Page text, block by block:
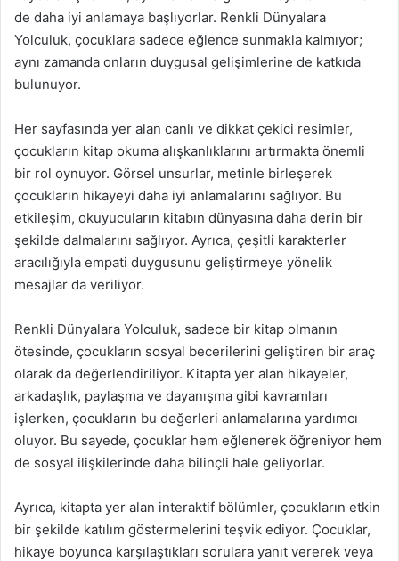
de daha iyi anlamaya başlıyorlar. Renkli Dünyalara
Yolculuk, çocuklara sadece eğlence sunmakla kalmıyor;
aynı zamanda onların duygusal gelişimlerine de katkıda
bulunuyor.
Her sayfasında yer alan canlı ve dikkat çekici resimler,
çocukların kitap okuma alışkanlıklarını artırmakta önemli
bir rol oynuyor. Görsel unsurlar, metinle birleşerek
çocukların hikayeyi daha iyi anlamalarını sağlıyor. Bu
etkileşim, okuyucuların kitabın dünyasına daha derin bir
şekilde dalmalarını sağlıyor. Ayrıca, çeşitli karakterler
aracılığıyla empati duygusunu geliştirmeye yönelik
mesajlar da veriliyor.
Renkli Dünyalara Yolculuk, sadece bir kitap olmanın
ötesinde, çocukların sosyal becerilerini geliştiren bir araç
olarak da değerlendiriliyor. Kitapta yer alan hikayeler,
arkadaşlık, paylaşma ve dayanışma gibi kavramları
işlerken, çocukların bu değerleri anlamalarına yardımcı
oluyor. Bu sayede, çocuklar hem eğlenerek öğreniyor hem
de sosyal ilişkilerinde daha bilinçli hale geliyorlar.
Ayrıca, kitapta yer alan interaktif bölümler, çocukların etkin
bir şekilde katılım göstermelerini teşvik ediyor. Çocuklar,
hikaye boyunca karşılaştıkları sorulara yanıt vererek veya